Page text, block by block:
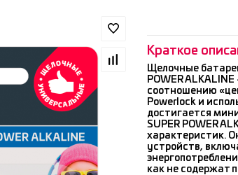
Краткое
Щелочные
POWER
соотношению
Powerlock и
достигается
SUPER POWER
характеристик.
устройств,
как не содержат